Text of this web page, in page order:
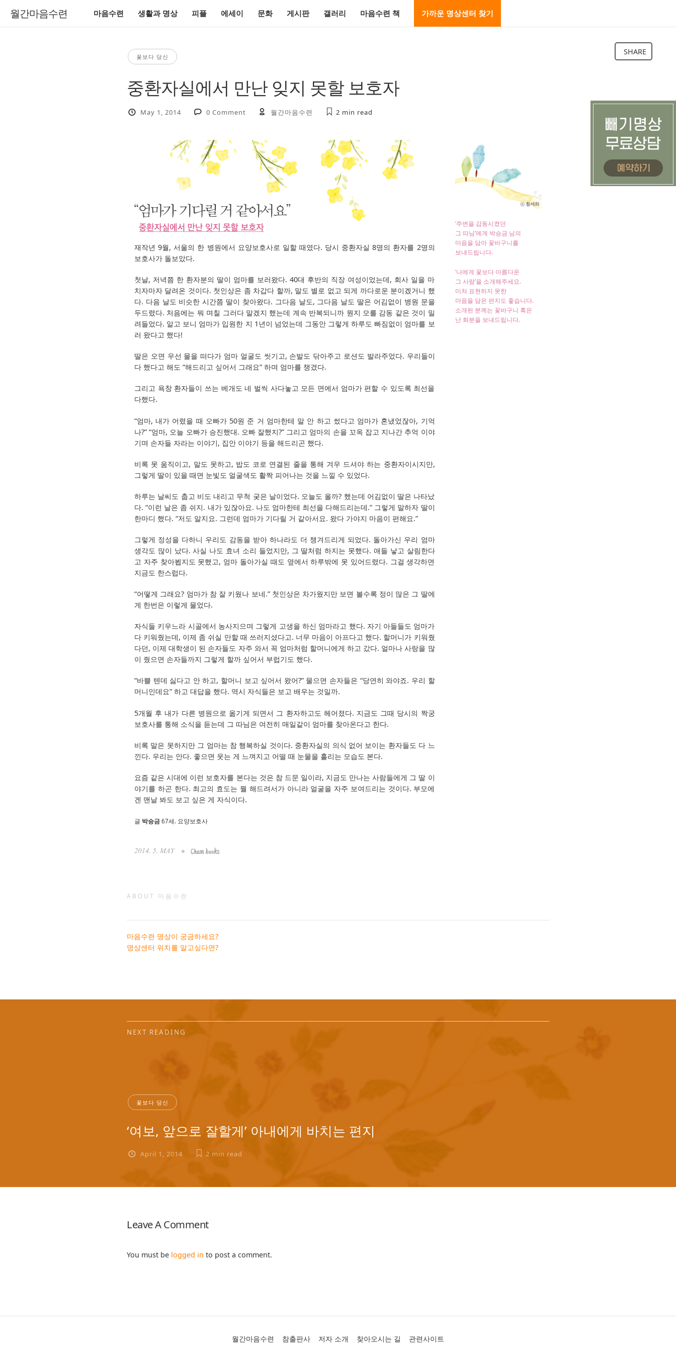
월간마음수련 마음수련 생활과 명상 피플 에세이 문화 게시판 갤러리 마음수련 책 가까운 명상센터 찾기
꽃보다 당신
중환자실에서 만난 잊지 못할 보호자
May 1, 2014 0 Comment 월간마음수련 2 min read
SHARE
재작년 9월, 서울의 한 병원에서 요양보호사로 일할 때였다. 당시 중환자실 8명의 환자를 2명의
보호사가 돌보았다.
첫날, 저녁쯤 한 환자분의 딸이 엄마를 보러왔다. 40대 후반의 직장 여성이었는데, 회사 일을 마
치자마자 달려온 것이다. 첫인상은 좀 차갑다 할까, 말도 별로 없고 되게 까다로운 분이겠거니 했
다. 다음 날도 비슷한 시간쯤 딸이 찾아왔다. 그다음 날도, 그다음 날도 딸은 어김없이 병원 문을
두드렸다. 처음에는 뭐 며칠 그러다 말겠지 했는데 계속 반복되니까 뭔지 모를 감동 같은 것이 밀
려들었다. 알고 보니 엄마가 입원한 지 1년이 넘었는데 그동안 그렇게 하루도 빠짐없이 엄마를 보
러 왔다고 했다!
딸은 오면 우선 물을 떠다가 엄마 얼굴도 씻기고, 손발도 닦아주고 로션도 발라주었다. 우리들이
다 했다고 해도 “해드리고 싶어서 그래요” 하며 엄마를 챙겼다.
그리고 욕창 환자들이 쓰는 베개도 네 벌씩 사다놓고 모든 면에서 엄마가 편할 수 있도록 최선을
다했다.
“엄마, 내가 어렸을 때 오빠가 50원 준 거 엄마한테 말 안 하고 썼다고 엄마가 혼냈었잖아, 기억
나?” “엄마, 오늘 오빠가 승진했대. 오빠 잘했지?” 그리고 엄마의 손을 꼬옥 잡고 지나간 추억 이야
기며 손자들 자라는 이야기, 집안 이야기 등을 해드리곤 했다.
비록 못 움직이고, 말도 못하고, 밥도 코로 연결된 줄을 통해 겨우 드셔야 하는 중환자이시지만,
그렇게 딸이 있을 때면 눈빛도 얼굴색도 활짝 피어나는 것을 느낄 수 있었다.
하루는 날씨도 춥고 비도 내리고 무척 궂은 날이었다. 오늘도 올까? 했는데 어김없이 딸은 나타났
다. “이런 날은 좀 쉬지. 내가 있잖아요. 나도 엄마한테 최선을 다해드리는데.” 그렇게 말하자 딸이
한마디 했다. “저도 알지요. 그런데 엄마가 기다릴 거 같아서요. 왔다 가야지 마음이 편해요.”
그렇게 정성을 다하니 우리도 감동을 받아 하나라도 더 챙겨드리게 되었다. 돌아가신 우리 엄마
생각도 많이 났다. 사실 나도 효녀 소리 들었지만, 그 딸처럼 하지는 못했다. 애들 낳고 살림한다
고 자주 찾아뵙지도 못했고, 엄마 돌아가실 때도 옆에서 하루밖에 못 있어드렸다. 그걸 생각하면
지금도 한스럽다.
“어떻게 그래요? 엄마가 참 잘 키웠나 보네.” 첫인상은 차가웠지만 보면 볼수록 정이 많은 그 딸에
게 한번은 이렇게 물었다.
자식들 키우느라 시골에서 농사지으며 그렇게 고생을 하신 엄마라고 했다. 자기 아들들도 엄마가
다 키워줬는데, 이제 좀 쉬실 만할 때 쓰러지셨다고. 너무 마음이 아프다고 했다. 할머니가 키워줬
다던, 이제 대학생이 된 손자들도 자주 와서 꼭 엄마처럼 할머니에게 하고 갔다. 얼마나 사랑을 많
이 줬으면 손자들까지 그렇게 할까 싶어서 부럽기도 했다.
“바쁠 텐데 싫다고 안 하고, 할머니 보고 싶어서 왔어?” 물으면 손자들은 “당연히 와야죠. 우리 할
머니인데요” 하고 대답을 했다. 역시 자식들은 보고 배우는 것일까.
5개월 후 내가 다른 병원으로 옮기게 되면서 그 환자하고도 헤어졌다. 지금도 그때 당시의 짝궁
보호사를 통해 소식을 듣는데 그 따님은 여전히 매일같이 엄마를 찾아온다고 한다.
비록 말은 못하지만 그 엄마는 참 행복하실 것이다. 중환자실의 의식 없어 보이는 환자들도 다 느
낀다. 우리는 안다. 좋으면 웃는 게 느껴지고 어떨 때 눈물을 흘리는 모습도 본다.
요즘 같은 시대에 이런 보호자를 본다는 것은 참 드문 일이라, 지금도 만나는 사람들에게 그 딸 이
야기를 하곤 한다. 최고의 효도는 뭘 해드려서가 아니라 얼굴을 자주 보여드리는 것이다. 부모에
겐 맨날 봐도 보고 싶은 게 자식이다.
글 박승금 67세. 요양보호사
‘주변을 감동시켰던
그 따님’에게 박승금 님의
마음을 담아 꽃바구니를
보내드립니다.
‘나에게 꽃보다 아름다운
그 사람’을 소개해주세요.
미처 표현하지 못한
마음을 담은 편지도 좋습니다.
소개된 분께는 꽃바구니 혹은
난 화분을 보내드립니다.
ABOUT 마음수련
마음수련 명상이 궁금하세요?
명상센터 위치를 알고싶다면?
NEXT READING
꽃보다 당신
‘여보, 앞으로 잘할게’ 아내에게 바치는 편지
April 1, 2014 2 min read
Leave A Comment
You must be logged in to post a comment.
월간마음수련 참출판사 저자 소개 찾아오시는 길 관련사이트